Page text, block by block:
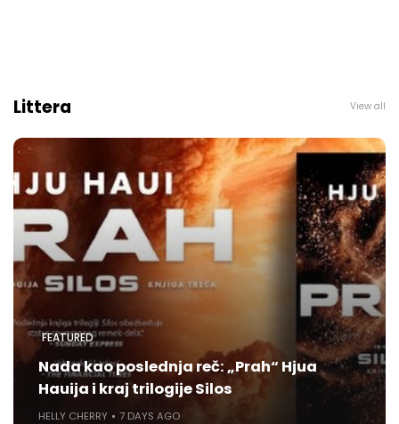
Littera View all
FEATURED
Nada kao poslednja reč: „Prah“ Hjua
Hauija i kraj trilogije Silos
HELLY CHERRY 7 DAYS AGO